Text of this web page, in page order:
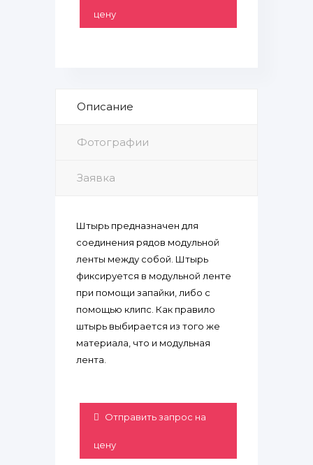
цену
Описание
Фотографии
Заявка
Штырь предназначен для
соединения рядов модульной
ленты между собой. Штырь
фиксируется в модульной ленте
при помощи запайки, либо с
помощью клипс. Как правило
штырь выбирается из того же
материала, что и модульная
лента.
Отправить запрос на
цену